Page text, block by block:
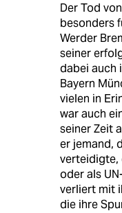
Der Tod
besonders
Werder
seiner
dabei auch
Bayern
vielen in
war auch
seiner Zeit
er jemand,
verteidigte,
oder als
verliert mit
die ihre